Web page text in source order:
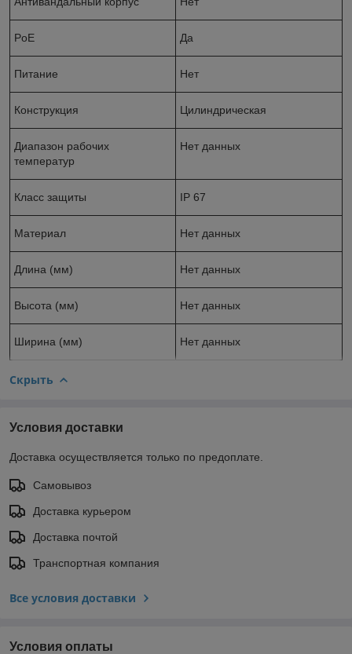
PoE Да
Питание Нет
Конструкция Цилиндрическая
Диапазон рабочих
температур
Нет данных
Класс защиты IP 67
Материал Нет данных
Длина (мм) Нет данных
Высота (мм) Нет данных
Ширина (мм) Нет данных
Скрыть
Условия доставки
Доставка осуществляется только по предоплате.
Самовывоз
Доставка курьером
Доставка почтой
Транспортная компания
Все условия доставки
Условия оплаты